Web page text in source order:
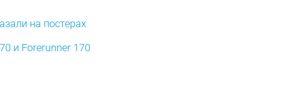
на постерах
и Forerunner 170